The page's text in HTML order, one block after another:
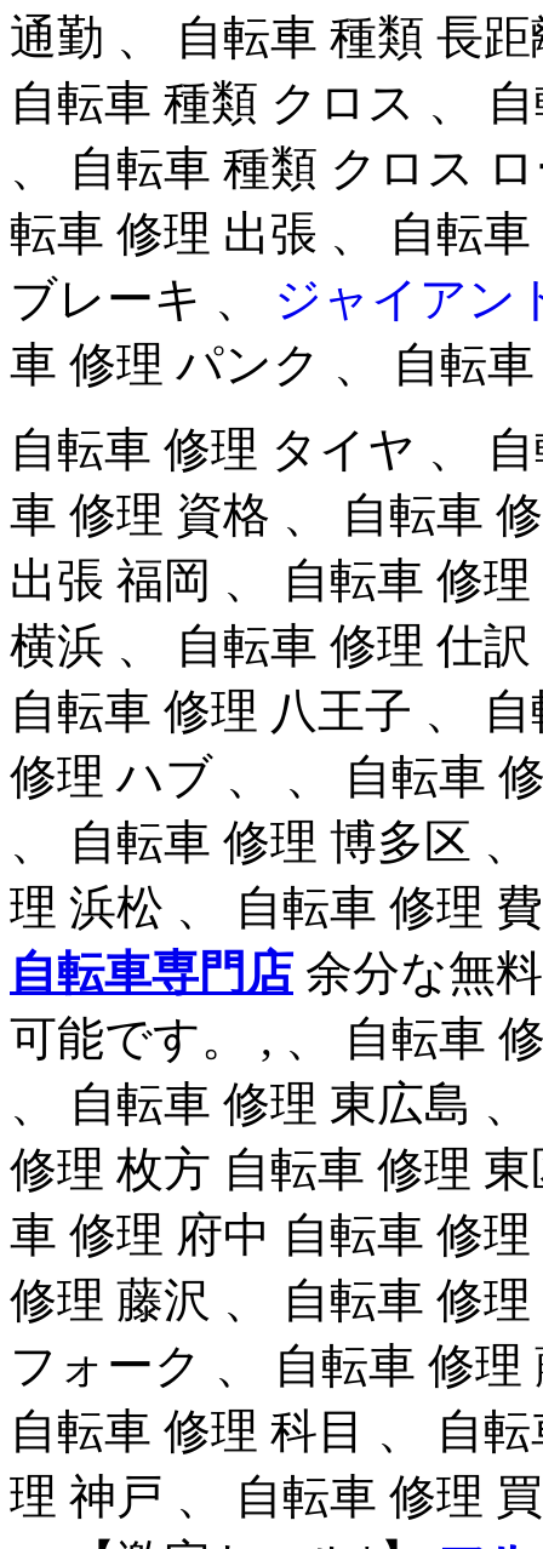
通勤 、 自転車 種類 長
自転車 種類 クロス 、
、 自転車 種類 クロス
転車 修理 出張 、 自転
ブレーキ 、 ジャイアン
車 修理 パンク 、 自転
自転車 修理 タイヤ 、
車 修理 資格 、 自転車
出張 福岡 、 自転車 修
横浜 、 自転車 修理 仕
自転車 修理 八王子 、
修理 ハブ 、 、 自転車
、 自転車 修理 博多区
理 浜松 、 自転車 修理
自転車専門店余分な無
可能です。 , 、 自転車
、 自転車 修理 東広島
修理 枚方 自転車 修理
車 修理 府中 自転車 修
修理 藤沢 、 自転車 修
フォーク 、 自転車 修
自転車 修理 科目 、 自
理 神戸 、 自転車 修理